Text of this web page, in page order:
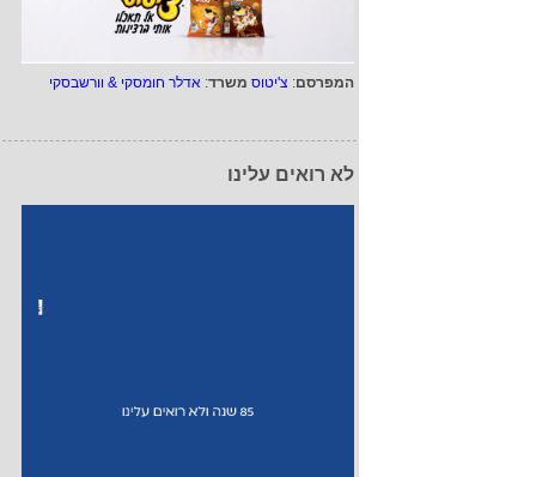
המפרסם: צ'יטוס משרד: אדלר חומסקי & וורשבסקי
לא רואים עלינו